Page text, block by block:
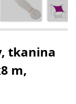
tkanina
m,